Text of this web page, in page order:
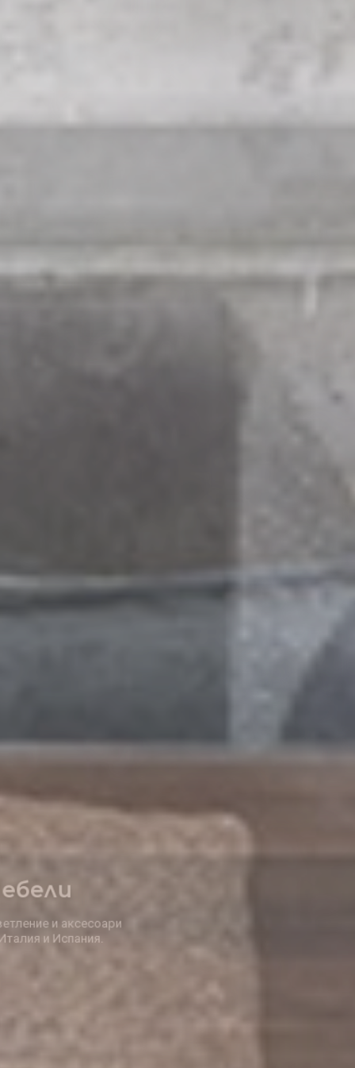
Елегантни
Решения за дома
заведението, офиса и градината.